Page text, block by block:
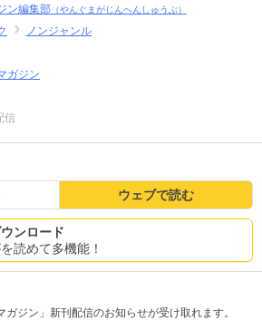
ン編集部 （やんぐまがじんへんしゅうぶ）
ノンジャンル
ガジン
信
ウェブで読む
ンロード
読めて多機能！
ガジン」新刊配信のお知らせが受け取れます。